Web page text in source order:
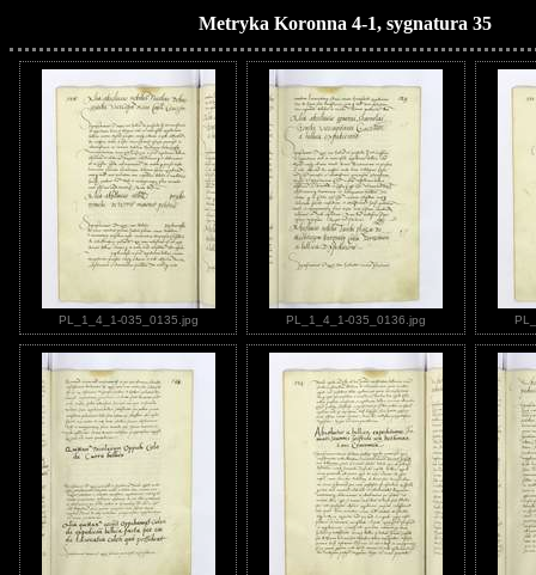
Metryka Koronna 4-1, sygnatura 35
PL_1_4_1-035_0135.jpg PL_1_4_1-035_0136.jpg